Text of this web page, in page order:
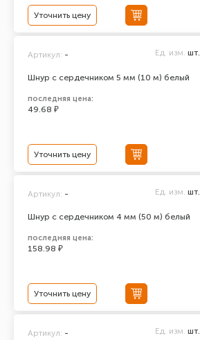
Уточнить цену
Шнур с сердечником 5 мм (10 м) белый
Артикул: - Ед. изм. шт.
последняя цена:
49.68 ₽
Уточнить цену
Шнур с сердечником 4 мм (50 м) белый
Артикул: - Ед. изм. шт.
последняя цена:
158.98 ₽
Уточнить цену
Артикул: - Ед. изм. шт.